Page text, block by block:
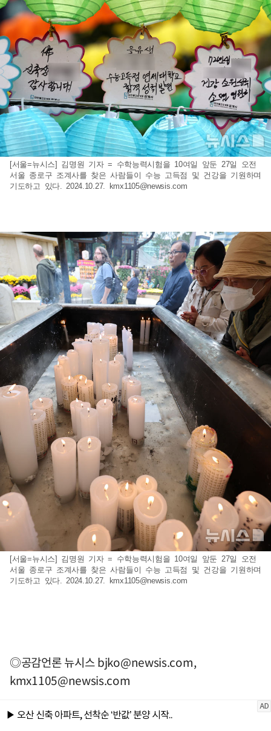
[서울=뉴시스] 김명원 기자 = 수학능력시험을 10여일 앞둔 27일 오전
서울 종로구 조계사를 찾은 사람들이 수능 고득점 및 건강을 기원하며
기도하고 있다. 2024.10.27.
kmx1105@newsis.com
[서울=뉴시스] 김명원 기자 = 수학능력시험을 10여일 앞둔 27일 오전
서울 종로구 조계사를 찾은 사람들이 수능 고득점 및 건강을 기원하며
기도하고 있다. 2024.10.27. kmx1105@newsis.com
◎공감언론 뉴시스bjko@newsis.com,
kmx1105@newsis.com